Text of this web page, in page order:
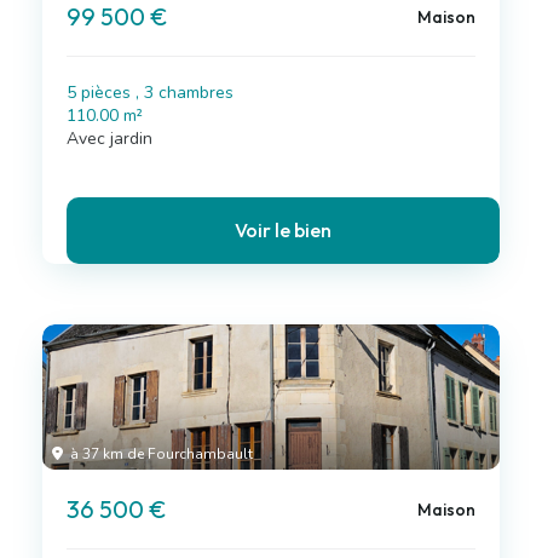
99 500 € Maison
5 pièces , 3 chambres
110.00 m²
Avec jardin
Voir le bien
à 37 km de Fourchambault
36 500 € Maison